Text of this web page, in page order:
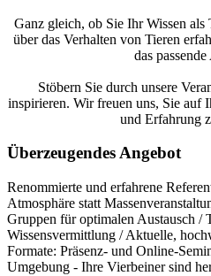
Ganz gleich, ob Sie Ihr Wissen
über das Verhalten von Tieren
das
Stöbern Sie durch unsere
inspirieren. Wir freuen uns, Sie auf
und Erfahrung
Überzeugendes Angebot
Renommierte und erfahrene
Atmosphäre statt
Gruppen für optimalen Austausch /
Wissensvermittlung / Aktuelle,
Formate: Präsenz- und Online-
Umgebung - Ihre Vierbeiner sind